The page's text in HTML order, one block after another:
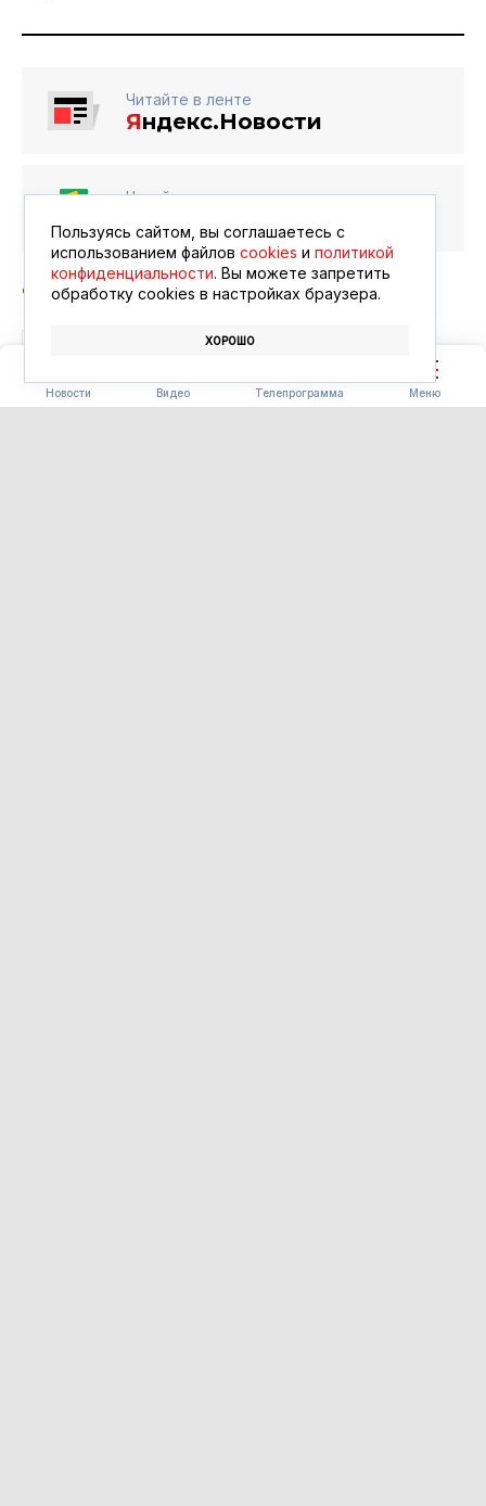
Новости Видео Телепрограмма Меню
Читайте в ленте
Яндекс.Новости
Читайте в ленте
АФИША
Пользуясь сайтом, вы соглашаетесь с
использованием файлов cookies и политикой
конфиденциальности. Вы можете запретить
обработку сookies в настройках браузера.
ХОРОШО